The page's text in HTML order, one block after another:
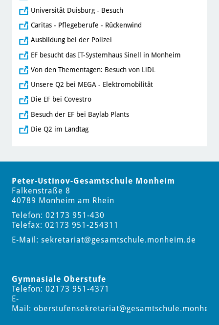
Universität Duisburg - Besuch
Caritas - Pflegeberufe - Rückenwind
Ausbildung bei der Polizei
EF besucht das IT-Systemhaus Sinell in Monheim
Von den Thementagen: Besuch von LiDL
Unsere Q2 bei MEGA - Elektromobilität
Die EF bei Covestro
Besuch der EF bei Baylab Plants
Die Q2 im Landtag
Peter-Ustinov-Gesamtschule Monheim
Falkenstraße 8
40789 Monheim am Rhein
Telefon: 02173 951-430
Telefax: 02173 951-254311
E-Mail: sekretariat@gesamtschule.monheim.de
Gymnasiale Oberstufe
Telefon: 02173 951-4371
E-
Mail: oberstufensekretariat